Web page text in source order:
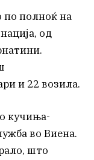
по полноќ на
од
и 22 возила.
кучиња-
во Виена.
што